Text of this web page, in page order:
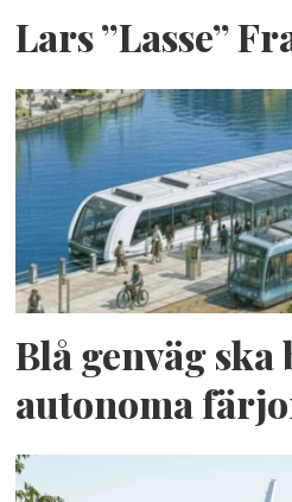
Lars ”Lasse”
Blå genväg ska
autonoma